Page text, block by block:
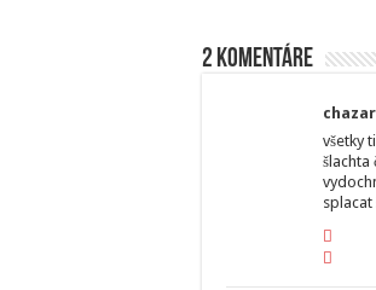
2 komentáre
všetky
šlachta